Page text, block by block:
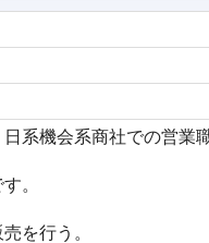
系機会系商社での営業
。
を行う。